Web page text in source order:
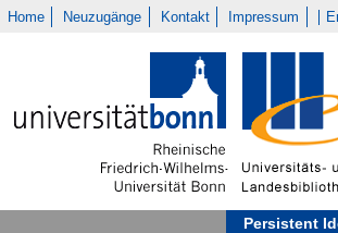
Home Neuzugänge Kontakt Impressum
Persistent